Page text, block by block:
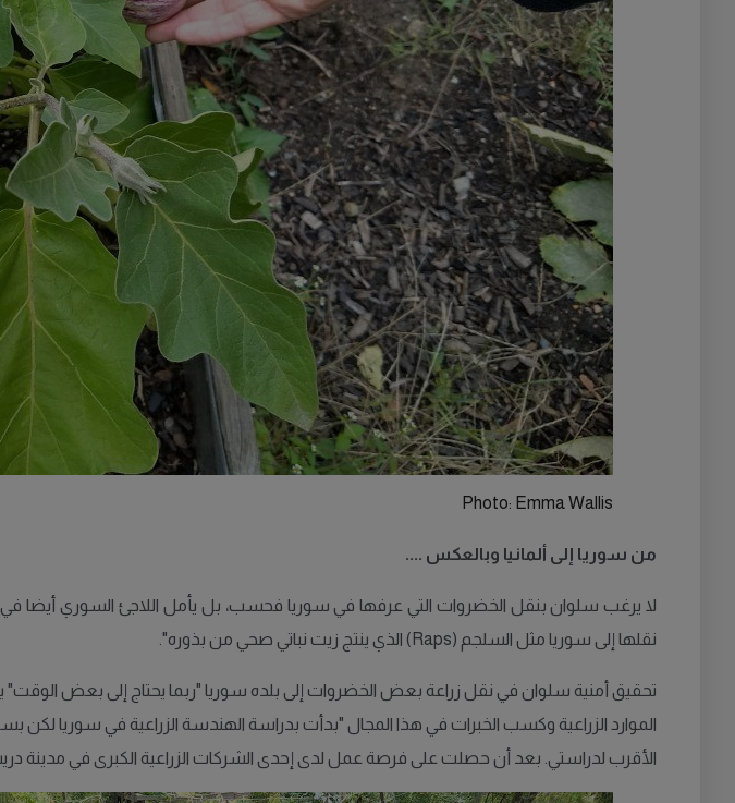
Photo: Emma Wallis
من سوريا إلى ألمانيا وبالعكس ....
لا يرغب سلوان بنقل الخضروات التي عرفها في سوريا فحسب، بل يأمل اللاجئ السوري أيضا
نقلها إلى سوريا مثل السلجم (Raps) الذي ينتج زيت نباتي صحي من بذوره".
تحقيق أمنية سلوان في نقل زراعة بعض الخضروات إلى بلده سوريا "ربما يحتاج إلى بعض
الموارد الزراعية وكسب الخبرات في هذا المجال "بدأت بدراسة الهندسة الزراعية في سوريا لكن
الأقرب لدراستي. بعد أن حصلت على فرصة عمل لدى إحدى الشركات الزراعية الكبرى في مدينة